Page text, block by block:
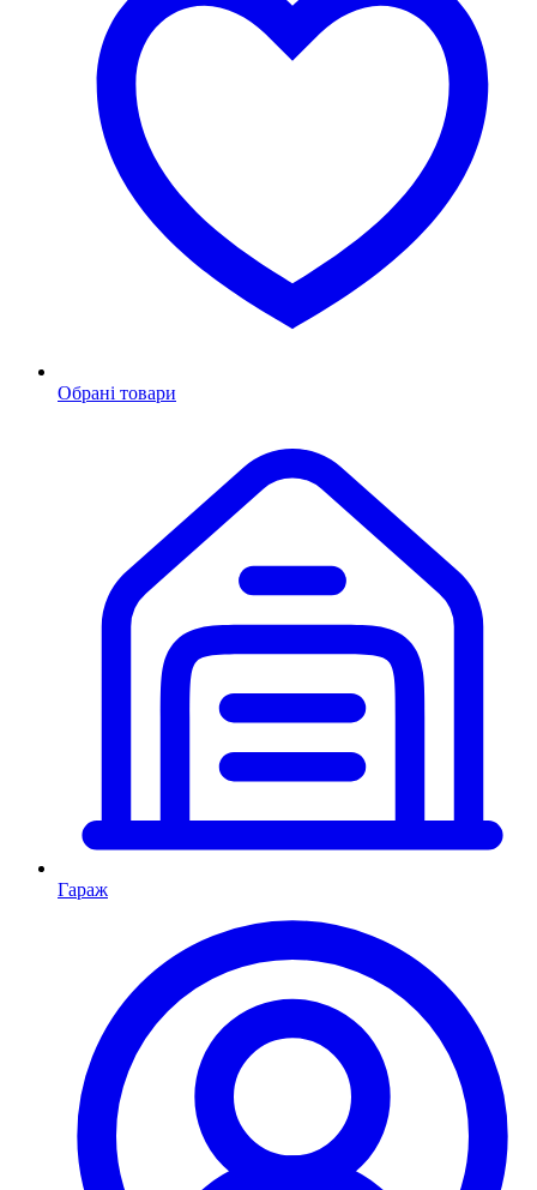
Обрані товари
Гараж